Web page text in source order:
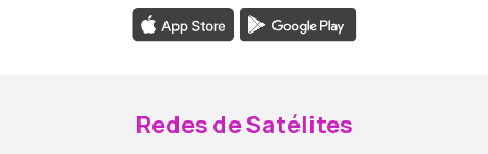
Redes de Satélites